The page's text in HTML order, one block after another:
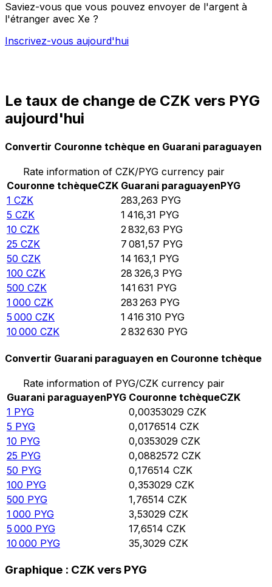
Saviez-vous que vous pouvez envoyer de l'argent à
l'étranger avec Xe ?
Inscrivez-vous aujourd'hui
Le taux de change de CZK vers PYG
aujourd'hui
Convertir Couronne tchèque en Guarani paraguayen
Rate information of CZK/PYG currency pair
Couronne tchèqueCZK Guarani paraguayenPYG
1 CZK 283,263 PYG
5 CZK 1 416,31 PYG
10 CZK 2 832,63 PYG
25 CZK 7 081,57 PYG
50 CZK 14 163,1 PYG
100 CZK 28 326,3 PYG
500 CZK 141 631 PYG
1 000 CZK 283 263 PYG
5 000 CZK 1 416 310 PYG
10 000 CZK 2 832 630 PYG
Convertir Guarani paraguayen en Couronne tchèque
Rate information of PYG/CZK currency pair
Guarani paraguayenPYG Couronne tchèqueCZK
1 PYG 0,00353029 CZK
5 PYG 0,0176514 CZK
10 PYG 0,0353029 CZK
25 PYG 0,0882572 CZK
50 PYG 0,176514 CZK
100 PYG 0,353029 CZK
500 PYG 1,76514 CZK
1 000 PYG 3,53029 CZK
5 000 PYG 17,6514 CZK
10 000 PYG 35,3029 CZK
Graphique : CZK vers PYG